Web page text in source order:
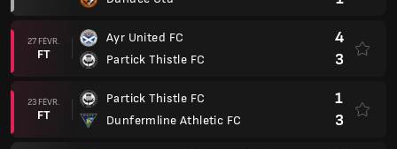
27 FÉVR.
FT
Ayr United FC
Partick Thistle FC
4
3
23 FÉVR.
FT
Partick Thistle FC
Dunfermline Athletic FC
1
3